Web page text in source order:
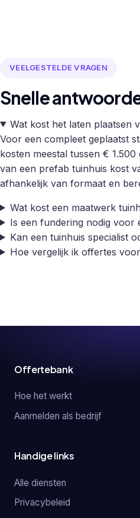
VEELGESTELDE VRAGEN
Snelle
Wat kost het laten plaatsen
Voor een compleet geplaatst
kosten meestal tussen €
van een prefab tuinhuis kost
afhankelijk van formaat en
Wat kost een maatwerk
Is een fundering nodig voor
Kan een tuinhuis specialist
Hoe vergelijk ik offertes
Offertebank
Hoe het werkt
Aanmelden als bedrijf
Handige links
Alle diensten
Privacybeleid